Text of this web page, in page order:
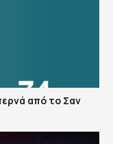
από το Σαν